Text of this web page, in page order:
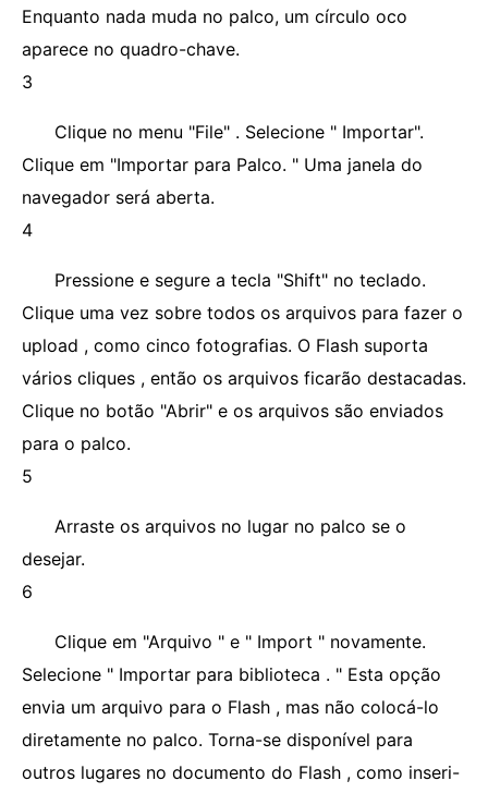
Enquanto nada muda no palco, um círculo oco
aparece no quadro-chave.
3
Clique no menu "File" . Selecione " Importar".
Clique em "Importar para Palco. " Uma janela do
navegador será aberta.
4
Pressione e segure a tecla "Shift" no teclado.
Clique uma vez sobre todos os arquivos para fazer o
upload , como cinco fotografias. O Flash suporta
vários cliques , então os arquivos ficarão destacadas.
Clique no botão "Abrir" e os arquivos são enviados
para o palco.
5
Arraste os arquivos no lugar no palco se o
desejar.
6
Clique em "Arquivo " e " Import " novamente.
Selecione " Importar para biblioteca . " Esta opção
envia um arquivo para o Flash , mas não colocá-lo
diretamente no palco. Torna-se disponível para
outros lugares no documento do Flash , como inseri-